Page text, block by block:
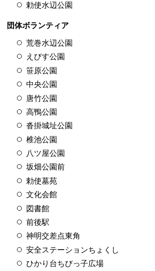
勅使水辺公園
団体ボランティア
荒巻水辺公園
えびす公園
笹原公園
中央公園
唐竹公園
高鴨公園
沓掛城址公園
椎池公園
八ツ屋公園
坂畑公園前
勅使墓苑
文化会館
図書館
前後駅
神明交差点東角
安全ステーションちょくし
ひかり台ちびっ子広場